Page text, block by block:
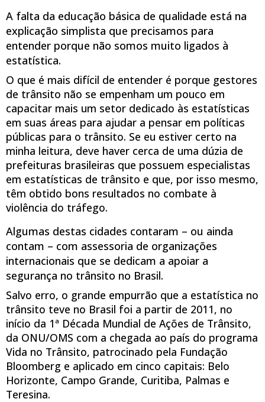
A falta da educação básica de qualidade está na
explicação simplista que precisamos para
entender porque não somos muito ligados à
estatística.
O que é mais difícil de entender é porque gestores
de trânsito não se empenham um pouco em
capacitar mais um setor dedicado às estatísticas
em suas áreas para ajudar a pensar em políticas
públicas para o trânsito. Se eu estiver certo na
minha leitura, deve haver cerca de uma dúzia de
prefeituras brasileiras que possuem especialistas
em estatísticas de trânsito e que, por isso mesmo,
têm obtido bons resultados no combate à
violência do tráfego.
Algumas destas cidades contaram – ou ainda
contam – com assessoria de organizações
internacionais que se dedicam a apoiar a
segurança no trânsito no Brasil.
Salvo erro, o grande empurrão que a estatística no
trânsito teve no Brasil foi a partir de 2011, no
início da 1ª Década Mundial de Ações de Trânsito,
da ONU/OMS com a chegada ao país do programa
Vida no Trânsito, patrocinado pela Fundação
Bloomberg e aplicado em cinco capitais: Belo
Horizonte, Campo Grande, Curitiba, Palmas e
Teresina.